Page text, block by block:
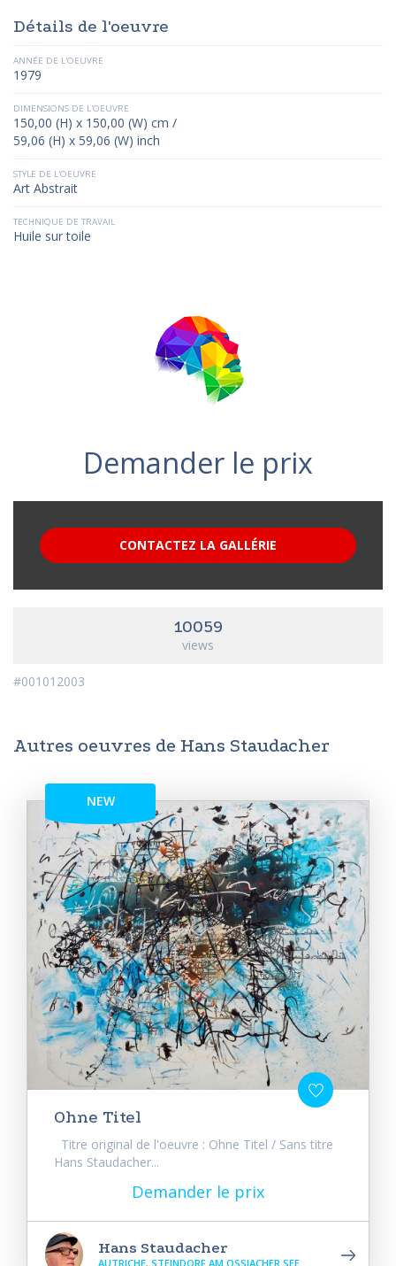
Détails de l'oeuvre
ANNÉE DE L'OEUVRE
1979
DIMENSIONS DE L'OEUVRE
150,00 (H) x 150,00 (W) cm /
59,06 (H) x 59,06 (W) inch
STYLE DE L'OEUVRE
Art Abstrait
TECHNIQUE DE TRAVAIL
Huile sur toile
Demander le prix
CONTACTEZ LA GALLÉRIE
10059
views
#001012003
Autres oeuvres de Hans Staudacher
NEW
Ohne Titel
Titre original de l'oeuvre : Ohne Titel / Sans titre
Hans Staudacher...
Demander le prix
Hans Staudacher
AUTRICHE, STEINDORF AM OSSIACHER SEE